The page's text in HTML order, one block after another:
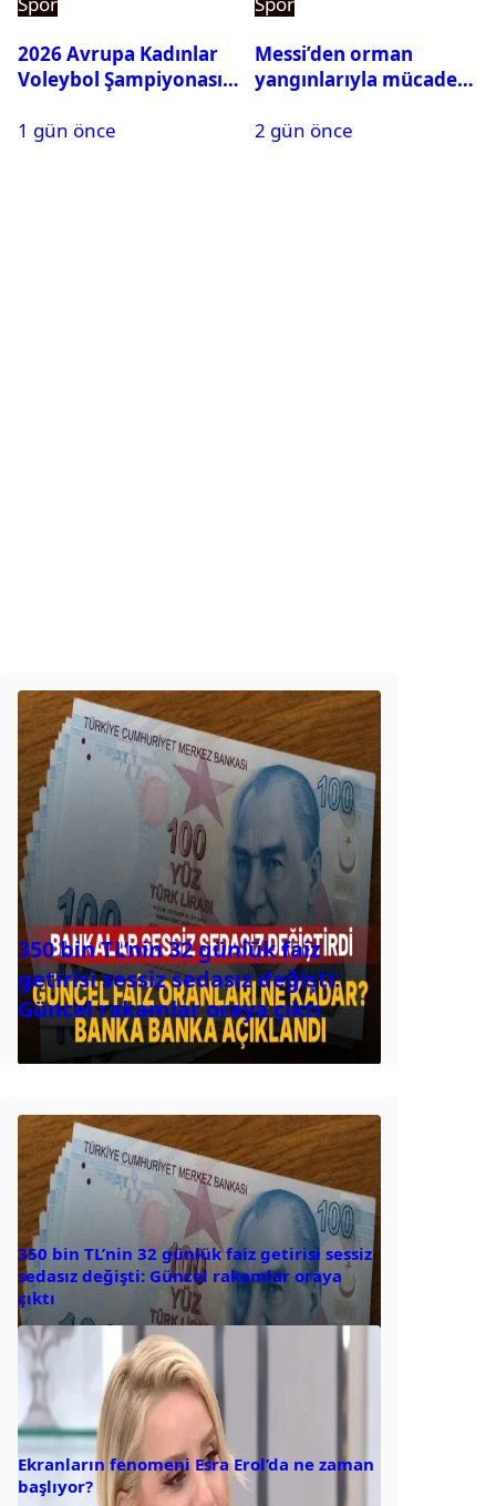
2026 Avrupa Kadınlar
Voleybol Şampiyonası
1 gün önce
Messi’den orman
yangınlarıyla mücadele
2 gün önce
350 bin TL’nin 32 günlük faiz
getirisi sessiz sedasız değişti:
Güncel rakamlar oraya çıktı
350 bin TL’nin 32 günlük faiz getirisi sessiz
sedasız değişti: Güncel rakamlar oraya
çıktı
Ekranların fenomeni Esra Erol’da ne zaman
başlıyor?